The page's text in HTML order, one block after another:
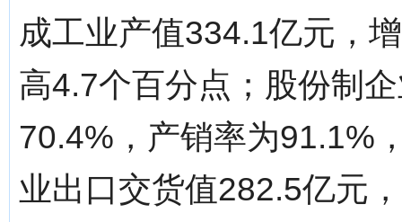
成工业产值334.1亿元，
高4.7个百分点；股份制
70.4%，产销率为91.1%
业出口交货值282.5亿元